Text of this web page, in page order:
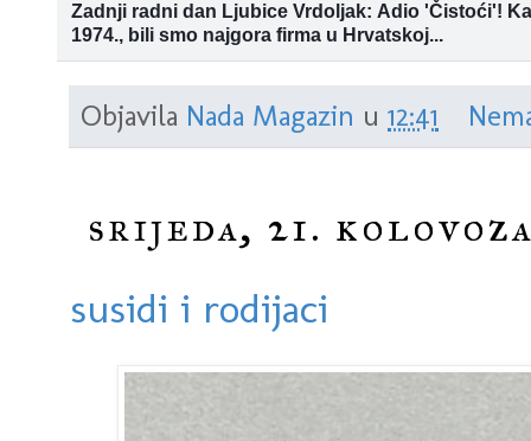
Zadnji radni dan Ljubice Vrdoljak: Adio 'Čistoći'!
1974., bili smo najgora firma u Hrvatskoj...
Ljubica Vrdoljak, šefica je Operativne službe
Objavila Nada Magazin u 12:41
srijeda, 21.
susidi i rodijaci